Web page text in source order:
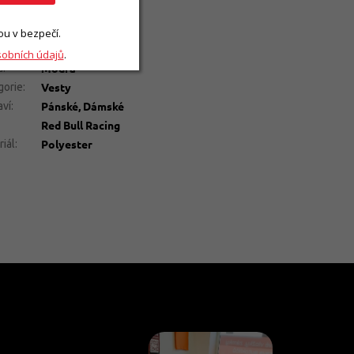
: 💥Výprodej
5059787331215
: Modrá
: Vesty
: Pánské, Dámské
Red Bull Racing
: Polyester
v bezpečí.
údajů.